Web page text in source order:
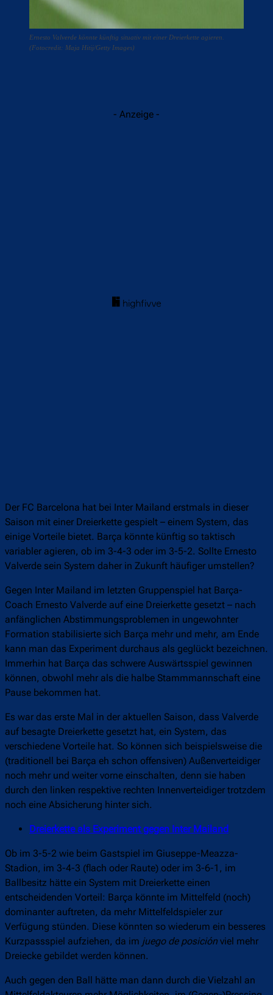
Ernesto Valverde könnte künftig situativ mit einer Dreierkette agieren.
(Fotocredit: Maja Hitij/Getty Images)
- Anzeige -
Der FC Barcelona hat bei Inter Mailand erstmals in dieser
Saison mit einer Dreierkette gespielt – einem System, das
einige Vorteile bietet. Barça könnte künftig so taktisch
variabler agieren, ob im 3-4-3 oder im 3-5-2. Sollte Ernesto
Valverde sein System daher in Zukunft häufiger umstellen?
Gegen Inter Mailand im letzten Gruppenspiel hat Barça-
Coach Ernesto Valverde auf eine Dreierkette gesetzt – nach
anfänglichen Abstimmungsproblemen in ungewohnter
Formation stabilisierte sich Barça mehr und mehr, am Ende
kann man das Experiment durchaus als geglückt bezeichnen.
Immerhin hat Barça das schwere Auswärtsspiel gewinnen
können, obwohl mehr als die halbe Stammmannschaft eine
Pause bekommen hat.
Es war das erste Mal in der aktuellen Saison, dass Valverde
auf besagte Dreierkette gesetzt hat, ein System, das
verschiedene Vorteile hat. So können sich beispielsweise die
(traditionell bei Barça eh schon offensiven) Außenverteidiger
noch mehr und weiter vorne einschalten, denn sie haben
durch den linken respektive rechten Innenverteidiger trotzdem
noch eine Absicherung hinter sich.
Dreierkette als Experiment gegen Inter Mailand
Ob im 3-5-2 wie beim Gastspiel im Giuseppe-Meazza-
Stadion, im 3-4-3 (flach oder Raute) oder im 3-6-1, im
Ballbesitz hätte ein System mit Dreierkette einen
entscheidenden Vorteil: Barça könnte im Mittelfeld (noch)
dominanter auftreten, da mehr Mittelfeldspieler zur
Verfügung stünden. Diese könnten so wiederum ein besseres
Kurzpassspiel aufziehen, da im juego de posición viel mehr
Dreiecke gebildet werden können.
Auch gegen den Ball hätte man dann durch die Vielzahl an